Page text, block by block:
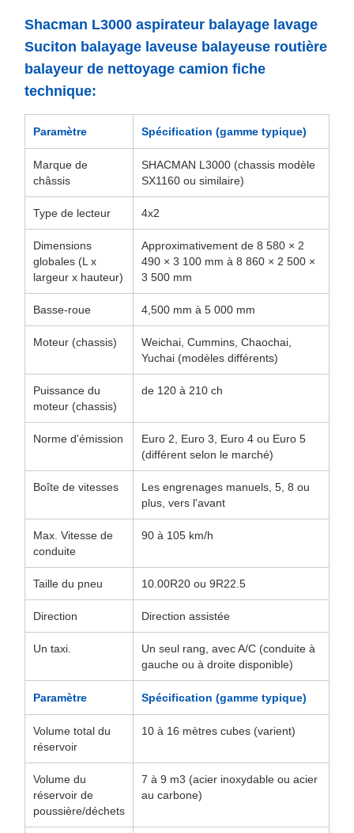
Shacman L3000 aspirateur balayage lavage
Suciton balayage laveuse balayeuse routière
balayeur de nettoyage camion fiche
technique:
Paramètre Spécification (gamme typique)
Marque de
châssis
SHACMAN L3000 (chassis modèle
SX1160 ou similaire)
Type de lecteur 4x2
Dimensions
globales (L x
largeur x hauteur)
Approximativement de 8 580 × 2
490 × 3 100 mm à 8 860 × 2 500 ×
3 500 mm
Basse-roue 4,500 mm à 5 000 mm
Moteur (chassis)
Weichai, Cummins, Chaochai,
Yuchai (modèles différents)
Puissance du
moteur (chassis)
de 120 à 210 ch
Norme d'émission
Euro 2, Euro 3, Euro 4 ou Euro 5
(différent selon le marché)
Boîte de vitesses
Les engrenages manuels, 5, 8 ou
plus, vers l'avant
Max. Vitesse de
conduite
90 à 105 km/h
Taille du pneu 10.00R20 ou 9R22.5
Direction Direction assistée
Un taxi.
Un seul rang, avec A/C (conduite à
gauche ou à droite disponible)
Paramètre Spécification (gamme typique)
Volume total du
réservoir
10 à 16 mètres cubes (varient)
Volume du
réservoir de
poussière/déchets
7 à 9 m3 (acier inoxydable ou acier
au carbone)